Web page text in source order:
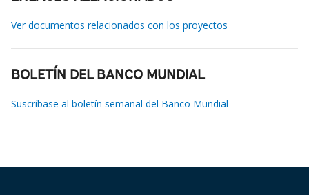
Ver documentos relacionados con los proyectos
BOLETÍN DEL BANCO MUNDIAL
Suscríbase al boletín semanal del Banco Mundial